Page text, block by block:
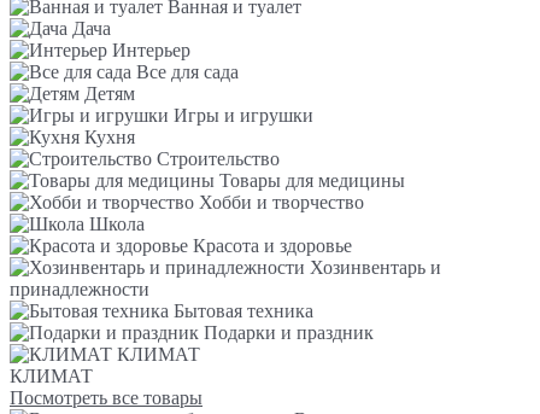
Ванная и туалет
Дача
Интерьер
Все для сада
Детям
Игры и игрушки
Кухня
Строительство
Товары для медицины
Хобби и творчество
Школа
Красота и здоровье
Хозинвентарь и
принадлежности
Бытовая техника
Подарки и праздник
КЛИМАТ
КЛИМАТ
Посмотреть все товары